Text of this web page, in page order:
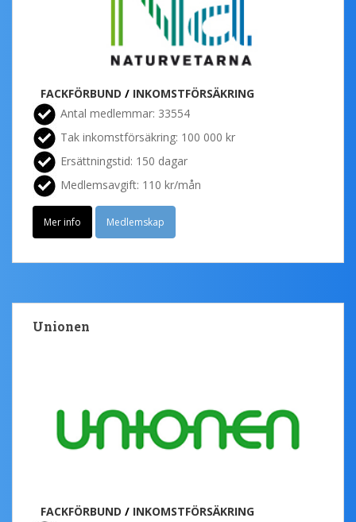
FACKFÖRBUND / INKOMSTFÖRSÄKRING
Antal medlemmar: 33554
Tak inkomstförsäkring: 100 000 kr
Ersättningstid: 150 dagar
Medlemsavgift: 110 kr/mån
Mer info Medlemskap
Unionen
FACKFÖRBUND / INKOMSTFÖRSÄKRING